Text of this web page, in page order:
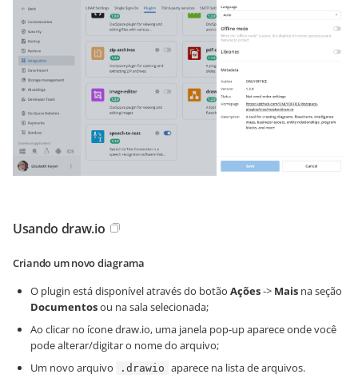
Usando draw.io
Criando um novo diagrama
O plugin está disponível através do botão Ações-> Mais na seção
Documentosou na sala selecionada;
Ao clicar no ícone draw.io, uma janela pop-up aparece onde você
pode alterar/digitar o nome do arquivo;
Um novo arquivo
.drawio aparece na lista de arquivos.